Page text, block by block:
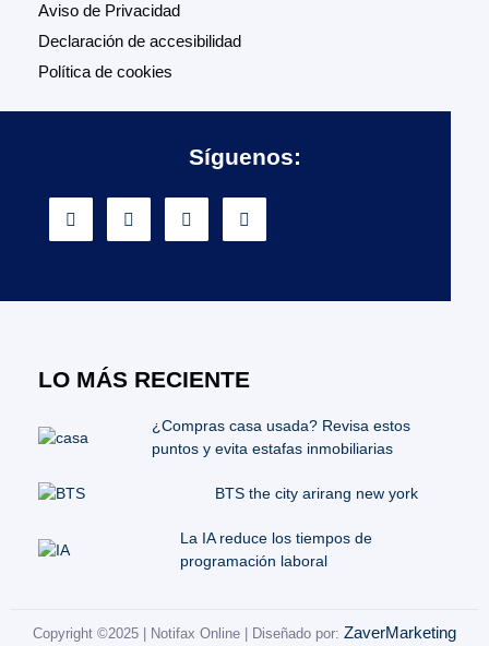
Aviso de Privacidad
Declaración de accesibilidad
Política de cookies
Síguenos:
LO MÁS RECIENTE
¿Compras casa usada? Revisa estos
puntos y evita estafas inmobiliarias
BTS the city arirang new york
La IA reduce los tiempos de
programación laboral
Copyright ©2025 | Notifax Online | Diseñado por: ZaverMarketing